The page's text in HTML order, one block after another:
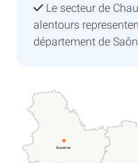
Le secteur de
alentours
département de